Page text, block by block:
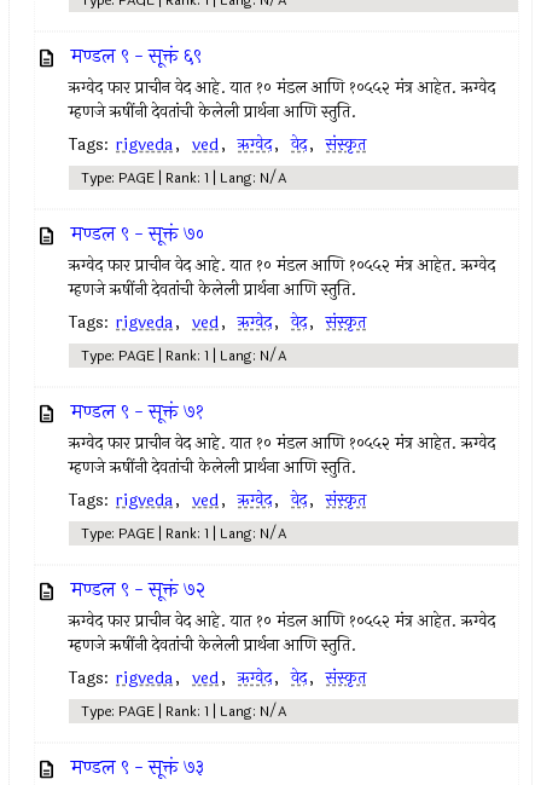
मण्डल ९ - सूक्तं ६९
ऋग्वेद फार प्राचीन वेद आहे. यात १० मंडल आणि १०५५२ मंत्र आहेत. ऋग्वेद
म्हणजे ऋषींनी देवतांची केलेली प्रार्थना आणि स्तुति.
Tags: rigveda, ved, ऋग्वेद, वेद, संस्कृत
Type: PAGE | Rank: 1 | Lang: N/A
मण्डल ९ - सूक्तं ७०
ऋग्वेद फार प्राचीन वेद आहे. यात १० मंडल आणि १०५५२ मंत्र आहेत. ऋग्वेद
म्हणजे ऋषींनी देवतांची केलेली प्रार्थना आणि स्तुति.
Tags: rigveda, ved, ऋग्वेद, वेद, संस्कृत
Type: PAGE | Rank: 1 | Lang: N/A
मण्डल ९ - सूक्तं ७१
ऋग्वेद फार प्राचीन वेद आहे. यात १० मंडल आणि १०५५२ मंत्र आहेत. ऋग्वेद
म्हणजे ऋषींनी देवतांची केलेली प्रार्थना आणि स्तुति.
Tags: rigveda, ved, ऋग्वेद, वेद, संस्कृत
Type: PAGE | Rank: 1 | Lang: N/A
मण्डल ९ - सूक्तं ७२
ऋग्वेद फार प्राचीन वेद आहे. यात १० मंडल आणि १०५५२ मंत्र आहेत. ऋग्वेद
म्हणजे ऋषींनी देवतांची केलेली प्रार्थना आणि स्तुति.
Tags: rigveda, ved, ऋग्वेद, वेद, संस्कृत
Type: PAGE | Rank: 1 | Lang: N/A
मण्डल ९ - सूक्तं ७३